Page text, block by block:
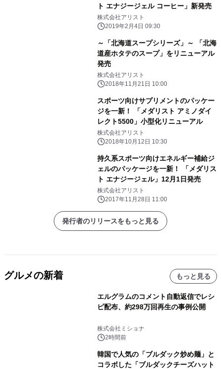
ト エナジージェル コーヒー」新発売
株式会社アリスト
2019年2月4日 09:30
～「北海道スープシリーズ」～ 「北海
道産ホタテのスープ」をリニューアル
発売
株式会社アリスト
2018年11月21日 10:00
スポーツ向けサプリメントのパッケー
ジを一新！ 「メダリスト アミノダイ
レクト5500」小型化リニューアル
株式会社アリスト
2018年10月12日 10:30
持久系スポーツ向けエネルギー補給ジ
ェルのパッケージを一新！ 「メダリス
ト エナジージェル」12月1日発売
株式会社アリスト
2017年11月28日 11:00
発行者のリリースをもっと見る
グルメの新着 もっと見る
エルグラムのコメント自動返信でレシ
ピ配布、約298万回再生の事例公開
株式会社ミショナ
2時間前
韓国で人気の「ブルダック炒め麺」と
コラボした「ブルダックチーズハット